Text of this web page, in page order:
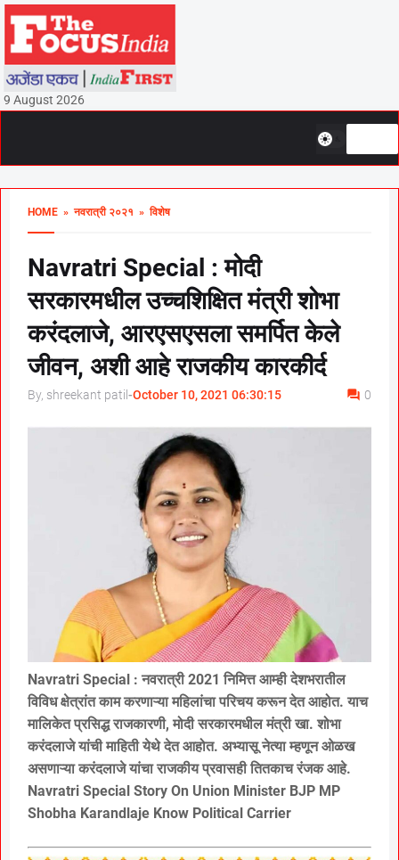
9 August 2026
HOME » नवरात्री २०२१ » विशेष
Navratri Special : मोदी
सरकारमधील उच्चशिक्षित मंत्री शोभा
करंदलाजे, आरएसएसला समर्पित केले
जीवन, अशी आहे राजकीय कारकीर्द
By, shreekant patil -October 10, 2021 06:30:15 0
Navratri Special : नवरात्री 2021 निमित्त आम्ही देशभरातील
विविध क्षेत्रांत काम करणाऱ्या महिलांचा परिचय करून देत आहोत. याच
मालिकेत प्रसिद्ध राजकारणी, मोदी सरकारमधील मंत्री खा. शोभा
करंदलाजे यांची माहिती येथे देत आहोत. अभ्यासू नेत्या म्हणून ओळख
असणाऱ्या करंदलाजे यांचा राजकीय प्रवासही तितकाच रंजक आहे.
Navratri Special Story On Union Minister BJP MP
Shobha Karandlaje Know Political Carrier